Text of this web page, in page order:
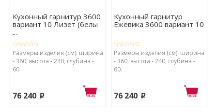
Кухонный гарнитур 3600
вариант 10 Лизет (белы
...
Размеры изделия (см): ширина
- 360, высота - 240, глубина -
60.
76 240 p
Кухонный гарнитур
Ежевика 3600 вариант 10
Размеры изделия (см): ширина
- 360, высота - 240, глубина -
60.
76 240 p